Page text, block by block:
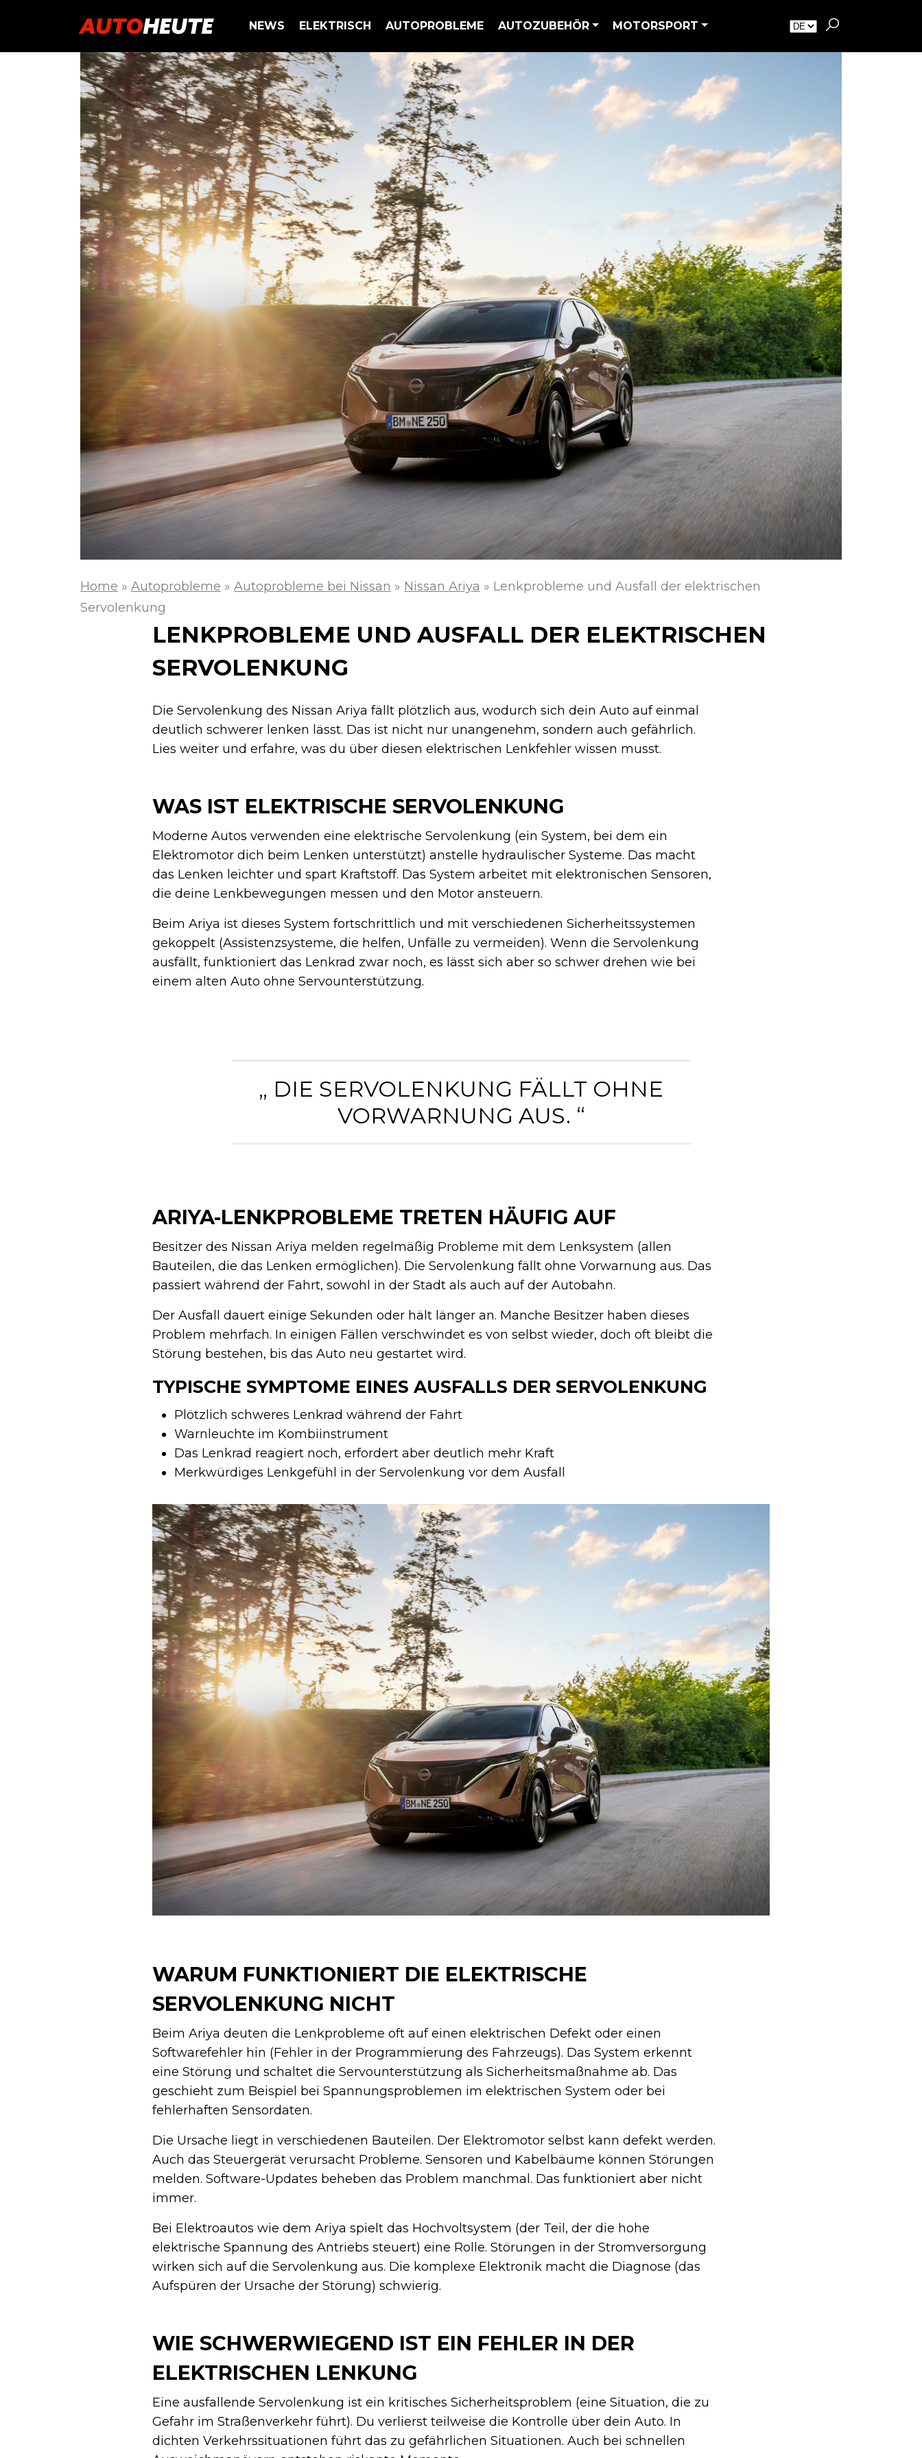
NEWS ELEKTRISCH AUTOPROBLEME AUTOZUBEHÖR MOTORSPORT
Home » Autoprobleme » Autoprobleme bei Nissan » Nissan Ariya » Lenkprobleme und Ausfall der elektrischen
Servolenkung
LENKPROBLEME UND AUSFALL DER ELEKTRISCHEN
SERVOLENKUNG
Die Servolenkung des Nissan Ariya fällt plötzlich aus, wodurch sich dein Auto auf einmal
deutlich schwerer lenken lässt. Das ist nicht nur unangenehm, sondern auch gefährlich.
Lies weiter und erfahre, was du über diesen elektrischen Lenkfehler wissen musst.
WAS IST ELEKTRISCHE SERVOLENKUNG
Moderne Autos verwenden eine elektrische Servolenkung (ein System, bei dem ein
Elektromotor dich beim Lenken unterstützt) anstelle hydraulischer Systeme. Das macht
das Lenken leichter und spart Kraftstoff. Das System arbeitet mit elektronischen Sensoren,
die deine Lenkbewegungen messen und den Motor ansteuern.
Beim Ariya ist dieses System fortschrittlich und mit verschiedenen Sicherheitssystemen
gekoppelt (Assistenzsysteme, die helfen, Unfälle zu vermeiden). Wenn die Servolenkung
ausfällt, funktioniert das Lenkrad zwar noch, es lässt sich aber so schwer drehen wie bei
einem alten Auto ohne Servounterstützung.
„ DIE SERVOLENKUNG FÄLLT OHNE
VORWARNUNG AUS. “
ARIYA-LENKPROBLEME TRETEN HÄUFIG AUF
Besitzer des Nissan Ariya melden regelmäßig Probleme mit dem Lenksystem (allen
Bauteilen, die das Lenken ermöglichen). Die Servolenkung fällt ohne Vorwarnung aus. Das
passiert während der Fahrt, sowohl in der Stadt als auch auf der Autobahn.
Der Ausfall dauert einige Sekunden oder hält länger an. Manche Besitzer haben dieses
Problem mehrfach. In einigen Fällen verschwindet es von selbst wieder, doch oft bleibt die
Störung bestehen, bis das Auto neu gestartet wird.
TYPISCHE SYMPTOME EINES AUSFALLS DER SERVOLENKUNG
Plötzlich schweres Lenkrad während der Fahrt
Warnleuchte im Kombiinstrument
Das Lenkrad reagiert noch, erfordert aber deutlich mehr Kraft
Merkwürdiges Lenkgefühl in der Servolenkung vor dem Ausfall
WARUM FUNKTIONIERT DIE ELEKTRISCHE
SERVOLENKUNG NICHT
Beim Ariya deuten die Lenkprobleme oft auf einen elektrischen Defekt oder einen
Softwarefehler hin (Fehler in der Programmierung des Fahrzeugs). Das System erkennt
eine Störung und schaltet die Servounterstützung als Sicherheitsmaßnahme ab. Das
geschieht zum Beispiel bei Spannungsproblemen im elektrischen System oder bei
fehlerhaften Sensordaten.
Die Ursache liegt in verschiedenen Bauteilen. Der Elektromotor selbst kann defekt werden.
Auch das Steuergerät verursacht Probleme. Sensoren und Kabelbäume können Störungen
melden. Software-Updates beheben das Problem manchmal. Das funktioniert aber nicht
immer.
Bei Elektroautos wie dem Ariya spielt das Hochvoltsystem (der Teil, der die hohe
elektrische Spannung des Antriebs steuert) eine Rolle. Störungen in der Stromversorgung
wirken sich auf die Servolenkung aus. Die komplexe Elektronik macht die Diagnose (das
Aufspüren der Ursache der Störung) schwierig.
WIE SCHWERWIEGEND IST EIN FEHLER IN DER
ELEKTRISCHEN LENKUNG
Eine ausfallende Servolenkung ist ein kritisches Sicherheitsproblem (eine Situation, die zu
Gefahr im Straßenverkehr führt). Du verlierst teilweise die Kontrolle über dein Auto. In
dichten Verkehrssituationen führt das zu gefährlichen Situationen. Auch bei schnellen